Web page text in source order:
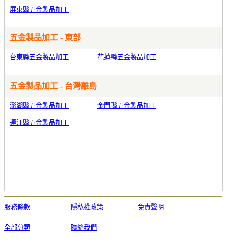
屏東縣五金製品加工
五金製品加工 - 東部
台東縣五金製品加工 花蓮縣五金製品加工
五金製品加工 - 台灣離島
澎湖縣五金製品加工 金門縣五金製品加工
連江縣五金製品加工
服務條款 隱私權政策 免責聲明
全部分類 聯絡我們